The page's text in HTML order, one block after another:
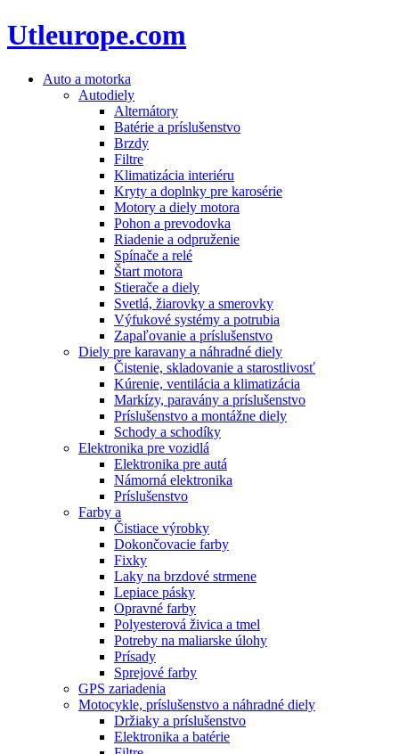
Utleurope.com
Auto a motorka
Autodiely
Alternátory
Batérie a príslušenstvo
Brzdy
Filtre
Klimatizácia interiéru
Kryty a doplnky pre karosérie
Motory a diely motora
Pohon a prevodovka
Riadenie a odpruženie
Spínače a relé
Štart motora
Stierače a diely
Svetlá, žiarovky a smerovky
Výfukové systémy a potrubia
Zapaľovanie a príslušenstvo
Diely pre karavany a náhradné diely
Čistenie, skladovanie a starostlivosť
Kúrenie, ventilácia a klimatizácia
Markízy, paravány a príslušenstvo
Príslušenstvo a montážne diely
Schody a schodíky
Elektronika pre vozidlá
Elektronika pre autá
Námorná elektronika
Príslušenstvo
Farby a
Čistiace výrobky
Dokončovacie farby
Fixky
Laky na brzdové strmene
Lepiace pásky
Opravné farby
Polyesterová živica a tmel
Potreby na maliarske úlohy
Prísady
Sprejové farby
GPS zariadenia
Motocykle, príslušenstvo a náhradné diely
Držiaky a príslušenstvo
Elektronika a batérie